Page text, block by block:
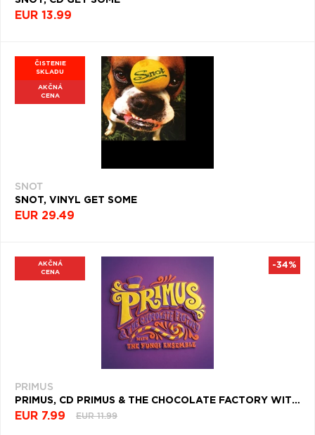
EUR 13.99
ČISTENIE
SKLADU
AKČNÁ
CENA
SNOT
SNOT, VINYL GET SOME
EUR 29.49
AKČNÁ
CENA
PRIMUS
PRIMUS, CD PRIMUS & THE CHOCOLATE FACTORY WITH THE FUNGI ENSEMBLE
EUR 7.99 EUR 11.99
-34%